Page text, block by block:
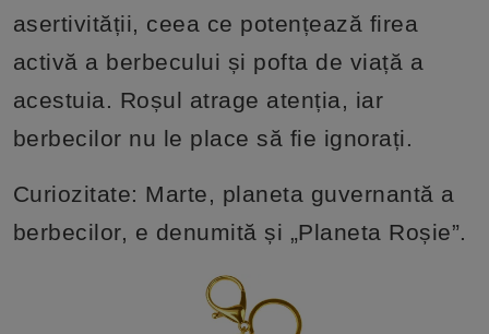
asertivității, ceea ce potențează firea
activă a berbecului și pofta de viață a
acestuia. Roșul atrage atenția, iar
berbecilor nu le place să fie ignorați.
Curiozitate: Marte, planeta guvernantă a
berbecilor, e denumită și „Planeta Roșie”.